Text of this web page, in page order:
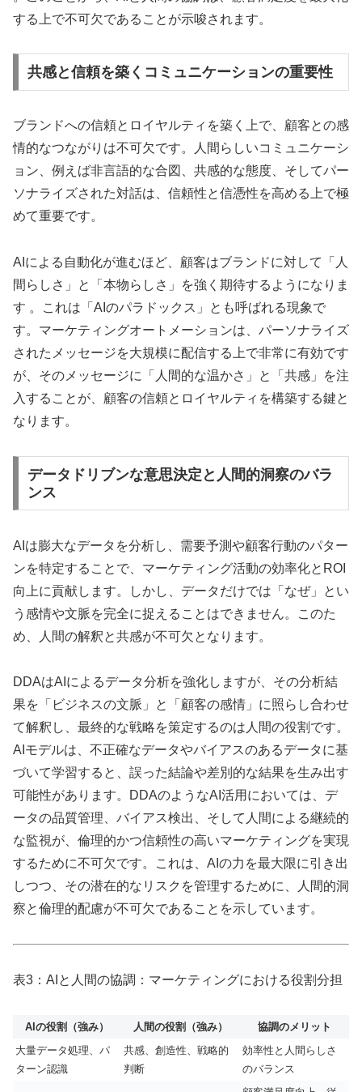
する上で不可欠であることが示唆されます。
共感と信頼を築くコミュニケーションの重要性
ブランドへの信頼とロイヤルティを築く上で、顧客との感
情的なつながりは不可欠です。人間らしいコミュニケーシ
ョン、例えば非言語的な合図、共感的な態度、そしてパー
ソナライズされた対話は、信頼性と信憑性を高める上で極
めて重要です。
AIによる自動化が進むほど、顧客はブランドに対して「人
間らしさ」と「本物らしさ」を強く期待するようになりま
す 。これは「AIのパラドックス」とも呼ばれる現象で
す。マーケティングオートメーションは、パーソナライズ
されたメッセージを大規模に配信する上で非常に有効です
が、そのメッセージに「人間的な温かさ」と「共感」を注
入することが、顧客の信頼とロイヤルティを構築する鍵と
なります。
データドリブンな意思決定と人間的洞察のバラ
ンス
AIは膨大なデータを分析し、需要予測や顧客行動のパター
ンを特定することで、マーケティング活動の効率化とROI
向上に貢献します。しかし、データだけでは「なぜ」とい
う感情や文脈を完全に捉えることはできません。このた
め、人間の解釈と共感が不可欠となります。
DDAはAIによるデータ分析を強化しますが、その分析結
果を「ビジネスの文脈」と「顧客の感情」に照らし合わせ
て解釈し、最終的な戦略を策定するのは人間の役割です。
AIモデルは、不正確なデータやバイアスのあるデータに基
づいて学習すると、誤った結論や差別的な結果を生み出す
可能性があります。DDAのようなAI活用においては、デ
ータの品質管理、バイアス検出、そして人間による継続的
な監視が、倫理的かつ信頼性の高いマーケティングを実現
するために不可欠です。これは、AIの力を最大限に引き出
しつつ、その潜在的なリスクを管理するために、人間的洞
察と倫理的配慮が不可欠であることを示しています。
表3：AIと人間の協調：マーケティングにおける役割分担
AIの役割（強み） 人間の役割（強み）
協調のメリット
大量データ処理、パ
ターン認識
共感、創造性、戦略的
判断
効率性と人間らしさ
のバランス